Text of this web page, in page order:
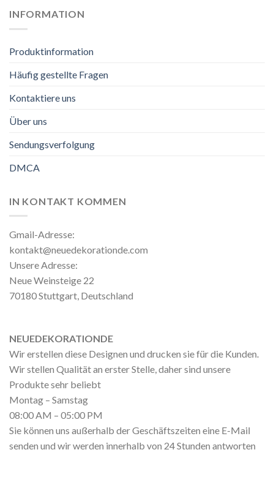
INFORMATION
Produktinformation
Häufig gestellte Fragen
Kontaktiere uns
Über uns
Sendungsverfolgung
DMCA
IN KONTAKT KOMMEN
Gmail-Adresse:
kontakt@neuedekorationde.com
Unsere Adresse:
Neue Weinsteige 22
70180 Stuttgart, Deutschland
NEUEDEKORATIONDE
Wir erstellen diese Designen und drucken sie für die Kunden.
Wir stellen Qualität an erster Stelle, daher sind unsere
Produkte sehr beliebt
Montag – Samstag
08:00 AM – 05:00 PM
Sie können uns außerhalb der Geschäftszeiten eine E-Mail
senden und wir werden innerhalb von 24 Stunden antworten